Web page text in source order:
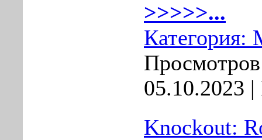
>>>>>...
Категория:
05.10.2023 |
Knockout: